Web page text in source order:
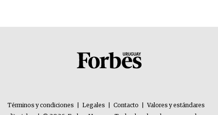
Términos y condiciones Legales Contacto
Valores y estándares